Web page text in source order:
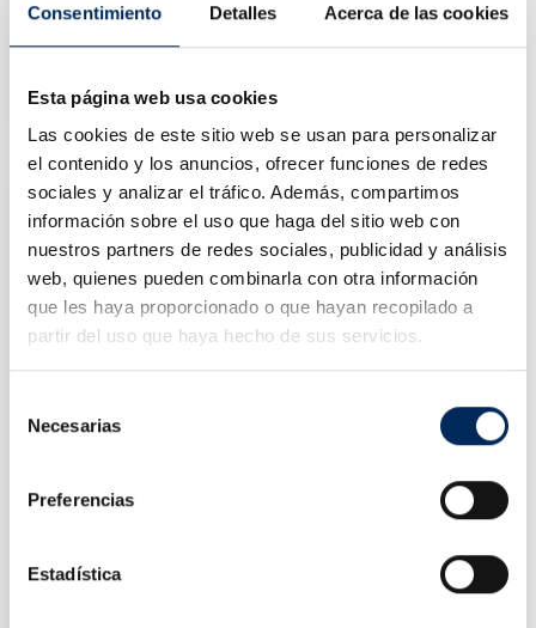
Consentimiento Detalles Acerca de las cookies
Esta página web usa cookies
Las cookies de este sitio web se usan para personalizar
el contenido y los anuncios, ofrecer funciones de redes
sociales y analizar el tráfico. Además, compartimos
información sobre el uso que haga del sitio web con
nuestros partners de redes sociales, publicidad y análisis
web, quienes pueden combinarla con otra información
que les haya proporcionado o que hayan recopilado a
partir del uso que haya hecho de sus servicios.
Necesarias
Preferencias
Estadística
10/EQT-79111J
448,00 € Preço